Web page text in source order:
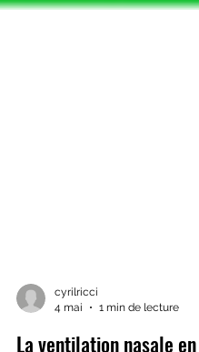
4 mai
1 min de lecture